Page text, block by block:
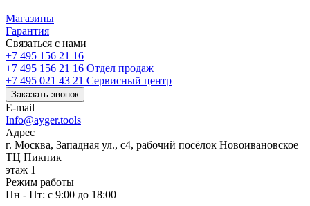
Магазины
Гарантия
Связаться с нами
+7 495 156 21 16
+7 495 156 21 16 Отдел продаж
+7 495 021 43 21 Cервисный центр
Заказать звонок
E-mail
Info@ayger.tools
Адрес
г. Москва, Западная ул., с4, рабочий посёлок Новоивановское
ТЦ Пикник
этаж 1
Режим работы
Пн - Пт: с 9:00 до 18:00